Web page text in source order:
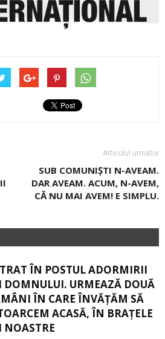
Articolul următor
SUB COMUNIŞTI N-AVEAM.
DAR AVEAM. ACUM, N-AVEM,
CĂ NU MAI AVEM! E SIMPLU.
ÎN POSTUL ADORMIRII
DOMNULUI. URMEAZĂ DOUĂ
ÎN CARE ÎNVĂŢĂM SĂ
ACASĂ, ÎN BRAŢELE
NOASTRE